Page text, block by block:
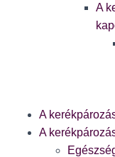
A
A
A